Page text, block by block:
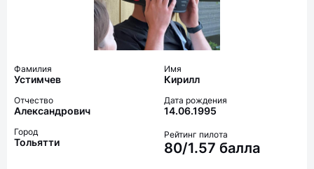
Фамилия
Устимчев
Имя
Кирилл
Отчество
Александрович
Дата рождения
14.06.1995